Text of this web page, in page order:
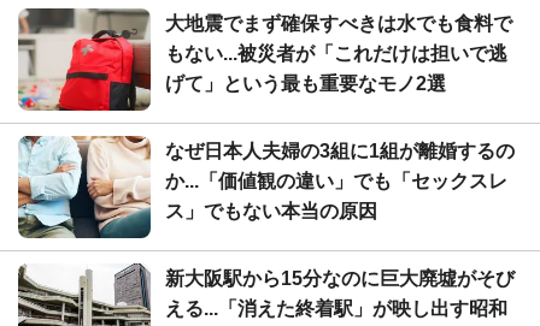
大地震でまず確保すべきは水でも食料で
もない...被災者が「これだけは担いで逃
げて」という最も重要なモノ2選
なぜ日本人夫婦の3組に1組が離婚するの
か...「価値観の違い」でも「セックスレ
ス」でもない本当の原因
新大阪駅から15分なのに巨大廃墟がそび
える...「消えた終着駅」が映し出す昭和